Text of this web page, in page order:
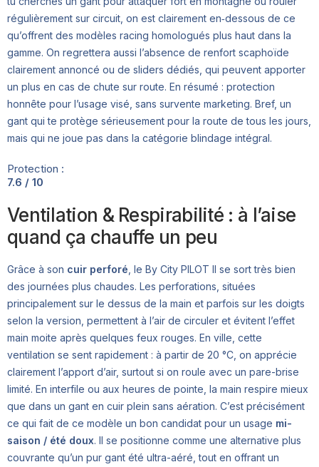
régulièrement sur circuit, on est clairement en‑dessous de ce
qu’offrent des modèles racing homologués plus haut dans la
gamme. On regrettera aussi l’absence de renfort scaphoïde
clairement annoncé ou de sliders dédiés, qui peuvent apporter
un plus en cas de chute sur route. En résumé : protection
honnête pour l’usage visé, sans survente marketing. Bref, un
gant qui te protège sérieusement pour la route de tous les jours,
mais qui ne joue pas dans la catégorie blindage intégral.
Protection :
7.6 / 10
Ventilation & Respirabilité : à l’aise
quand ça chauffe un peu
Grâce à son cuir perforé , le By City PILOT II se sort très bien
des journées plus chaudes. Les perforations, situées
principalement sur le dessus de la main et parfois sur les doigts
selon la version, permettent à l’air de circuler et évitent l’effet
main moite après quelques feux rouges. En ville, cette
ventilation se sent rapidement : à partir de 20 °C, on apprécie
clairement l’apport d’air, surtout si on roule avec un pare-brise
limité. En interfile ou aux heures de pointe, la main respire mieux
que dans un gant en cuir plein sans aération. C’est précisément
ce qui fait de ce modèle un bon candidat pour un usage mi-
saison / été doux. Il se positionne comme une alternative plus
couvrante qu’un pur gant été ultra-aéré, tout en offrant un